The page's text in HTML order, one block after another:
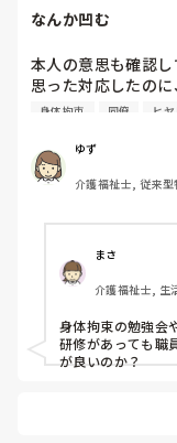
多いです。マンパ
なくないですよね
もないと、折角対
す。そのことを踏
員としてはありが
なんか凹む
本人の意思も確認
思った対応したの
言われ、凹みます。
から転落事故が多
ベットを壁寄せにし
良くない?指挟ん
けど。と。本人が
に捕まって起き上
ことはないと話し
はっきりしている)
る？ないと不安と
本人「要らない。
いなら外すべ」と
や理由も話すが上手
距離が近いんだし
身体拘束 同僚 ヒ
ゆず
介護福祉士, 従来型
まさ
介護福祉士, 生
身体拘束の勉強会
研修があっても職
が良いのか？